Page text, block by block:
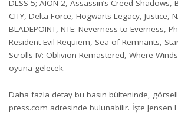
DLSS 5; AION 2, Assassin’s Creed Shadows,
CITY, Delta Force, Hogwarts Legacy, Justice,
BLADEPOINT, NTE: Neverness to Everness,
Resident Evil Requiem, Sea of Remnants,
Scrolls IV: Oblivion Remastered, Where
oyuna gelecek.
Daha fazla detay bu basın bülteninde,
press.com adresinde bulunabilir. İşte Jensen